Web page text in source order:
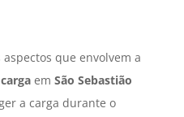
que envolvem a
em São Sebastião
a carga durante o